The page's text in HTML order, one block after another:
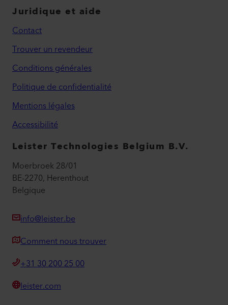
Juridique et aide
Contact
Trouver un revendeur
Conditions générales
Politique de confidentialité
Mentions légales
Accessibilité
Leister Technologies Belgium B.V.
Moerbroek 28/01
BE-2270, Herenthout
Belgique
info@leister.be
Comment nous trouver
+31 30 200 25 00
leister.com